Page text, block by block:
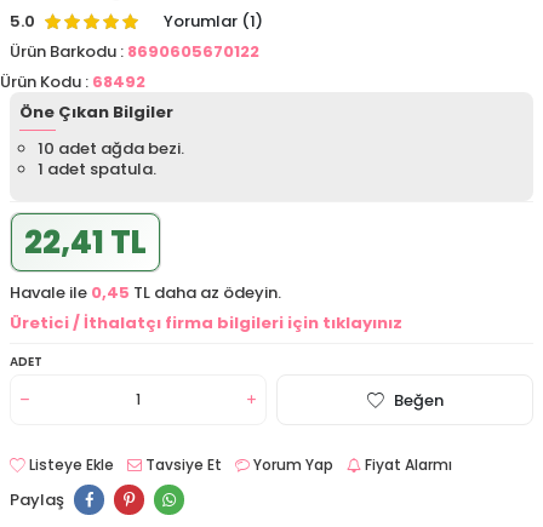
5.0
Yorumlar (1)
Ürün Barkodu : 8690605670122
Ürün Kodu : 68492
Öne Çıkan Bilgiler
10 adet ağda bezi.
1 adet spatula.
22,41 TL
Havale ile 0,45 TL daha az ödeyin.
Üretici / İthalatçı firma bilgileri için tıklayınız
ADET
Beğen
Listeye Ekle Tavsiye Et Yorum Yap Fiyat Alarmı
Paylaş